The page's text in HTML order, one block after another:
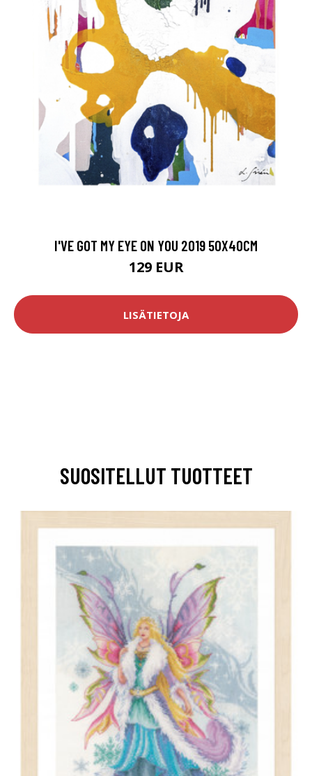
I'VE GOT MY EYE ON YOU 2019 50X40CM
129 EUR
LISÄTIETOJA
SUOSITELLUT TUOTTEET